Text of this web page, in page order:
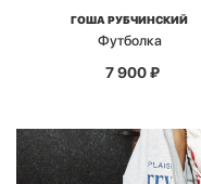
ГОША РУБЧИНСКИЙ
Футболка
7 900₽